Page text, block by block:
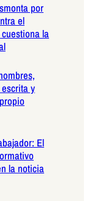
por
el
la
y
El
la noticia